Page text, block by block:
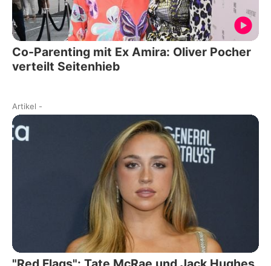
Co-Parenting mit Ex Amira: Oliver Pocher
verteilt Seitenhieb
Artikel -